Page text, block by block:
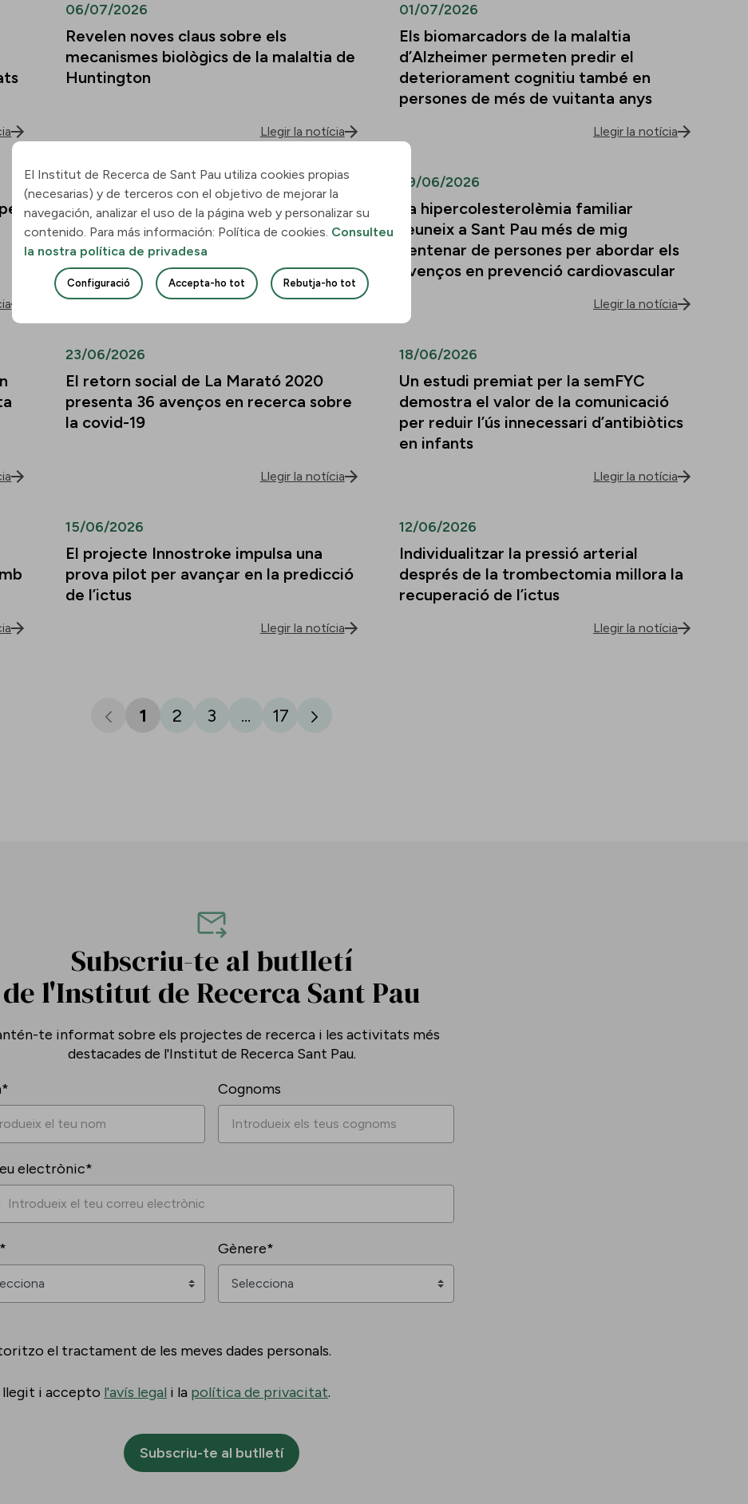
06/07/2026
Revelen noves claus sobre els
mecanismes biològics de la malaltia de
Huntington
Llegir la notícia
01/07/2026
Els biomarcadors de la malaltia
d’Alzheimer permeten predir el
deteriorament cognitiu també en
persones de més de vuitanta anys
Llegir la notícia
30/06/2026
Descobreixen com la leucèmia
mieloide aguda envaeix el pulmó i
quines vies podrien frenar-ne la
infiltració
Llegir la notícia
29/06/2026
La hipercolesterolèmia familiar
reuneix a Sant Pau més de mig
centenar de persones per abordar els
avenços en prevenció cardiovascular
Llegir la notícia
23/06/2026
El retorn social de La Marató 2020
presenta 36 avenços en recerca sobre
la covid-19
Llegir la notícia
18/06/2026
Un estudi premiat per la semFYC
demostra el valor de la comunicació
per reduir l’ús innecessari d’antibiòtics
en infants
Llegir la notícia
15/06/2026
El projecte Innostroke impulsa una
prova pilot per avançar en la predicció
de l’ictus
Llegir la notícia
12/06/2026
Individualitzar la pressió arterial
després de la trombectomia millora la
recuperació de l’ictus
Llegir la notícia
1 2 3 ... 17
Subscriu-te al butlletí
de l'Institut de Recerca Sant Pau
te informat sobre els projectes de recerca i les activitats més
destacades de l'Institut de Recerca Sant Pau.
Cognoms
electrònic*
Gènere*
el tractament de les meves dades personals.
llegit i accepto l'avís legal i la política de privacitat.
Subscriu-te al butlletí
El Institut de Recerca de Sant Pau utiliza cookies propias
(necesarias) y de terceros con el objetivo de mejorar la
navegación, analizar el uso de la página web y personalizar su
contenido. Para más información: Política de cookies. Consulteu
la nostra política de privadesa
Configuració Accepta-ho tot Rebutja-ho tot